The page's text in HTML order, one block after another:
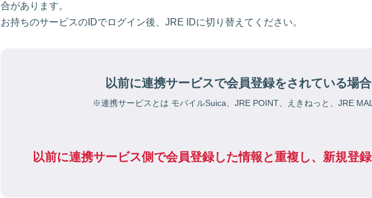
合があります。
お持ちのサービスのIDでログイン後、JRE IDに切り替えてください。
以前に連携サービスで会員登録をされている場
※連携サービスとは モバイルSuica、JRE POINT、えきねっと、JRE
以前に連携サービス側で会員登録した情報と重複し、新規登